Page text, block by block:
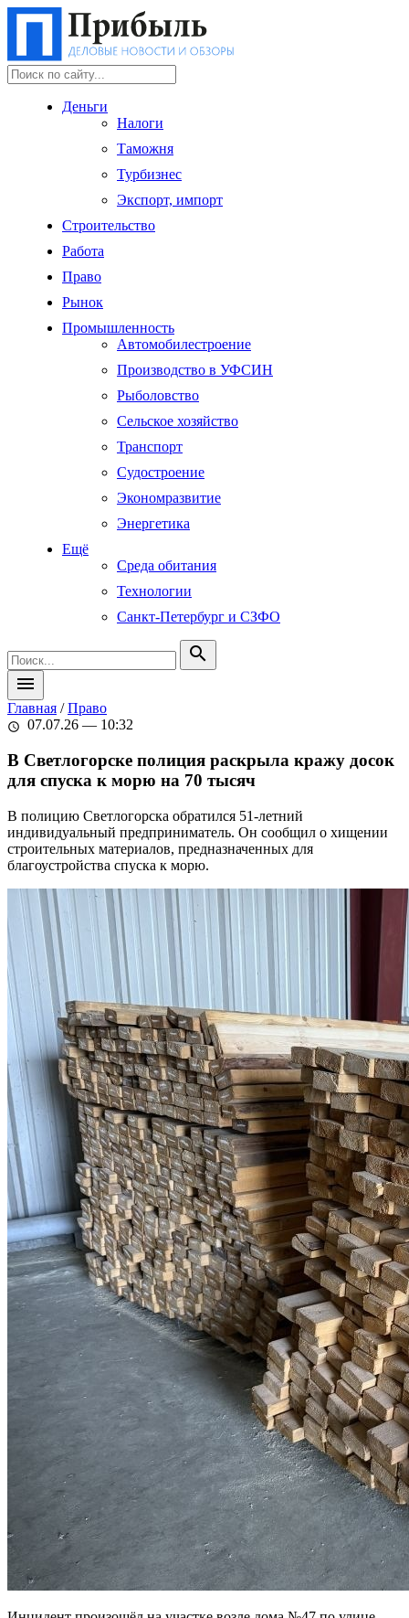
Деньги
Налоги
Таможня
Турбизнес
Экспорт, импорт
Строительство
Работа
Право
Рынок
Промышленность
Автомобилестроение
Производство в УФСИН
Рыболовство
Сельское хозяйство
Транспорт
Судостроение
Экономразвитие
Энергетика
Ещё
Среда обитания
Технологии
Санкт-Петербург и СЗФО
search
menu
Главная /Право
schedule 07.07.26 — 10:32
В Светлогорске полиция раскрыла кражу досок
для спуска к морю на 70 тысяч
В полицию Светлогорска обратился 51-летний
индивидуальный предприниматель. Он сообщил о хищении
строительных материалов, предназначенных для
благоустройства спуска к морю.